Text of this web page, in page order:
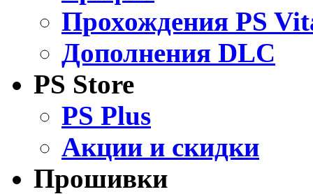
Прохождения PS
Дополнения DLC
PS Store
PS Plus
Акции и скидки
Прошивки